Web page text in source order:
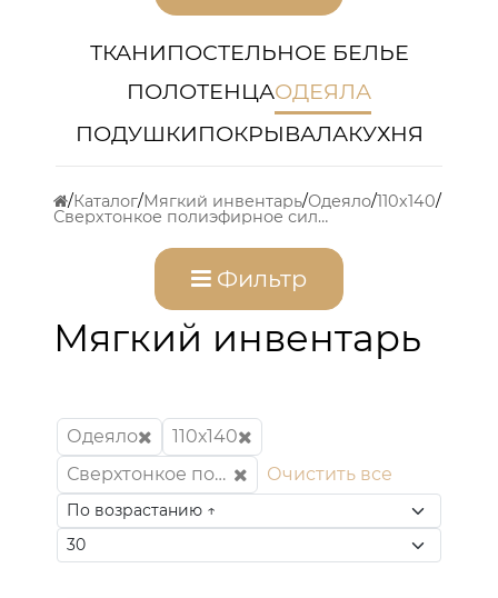
ТКАНИПОСТЕЛЬНОЕ БЕЛЬЕ
ПОЛОТЕНЦАОДЕЯЛА
ПОДУШКИПОКРЫВАЛАКУХНЯ
Каталог Мягкий инвентарь Одеяло 110х140
Сверхтонкое полиэфирное силиконизированное микроволокно "Лебяжий пух"
Фильтр
Мягкий инвентарь
Одеяло
110х140
Сверхтонкое полиэфирное силиконизированное микроволокно "Лебяжий пух"
Очистить все